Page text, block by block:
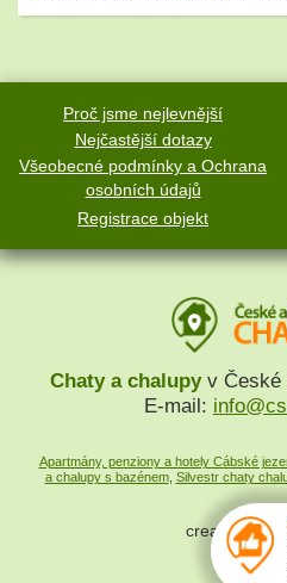
Proč jsme nejlevnější
Nejčastější dotazy
Všeobecné podmínky a Ochrana
osobních údajů
Registrace objekt
Chaty a chalupyv České
E-mail:
Apartmány, penziony a hotely Cábské
a chalupy s bazénem, Silvestr chaty
created by